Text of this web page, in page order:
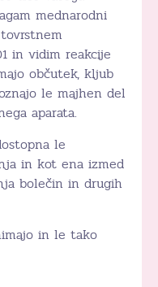
mednarodni
in vidim reakcije
občutek, kljub
le majhen del
aparata.
le
in kot ena izmed
bolečin in drugih
in le tako